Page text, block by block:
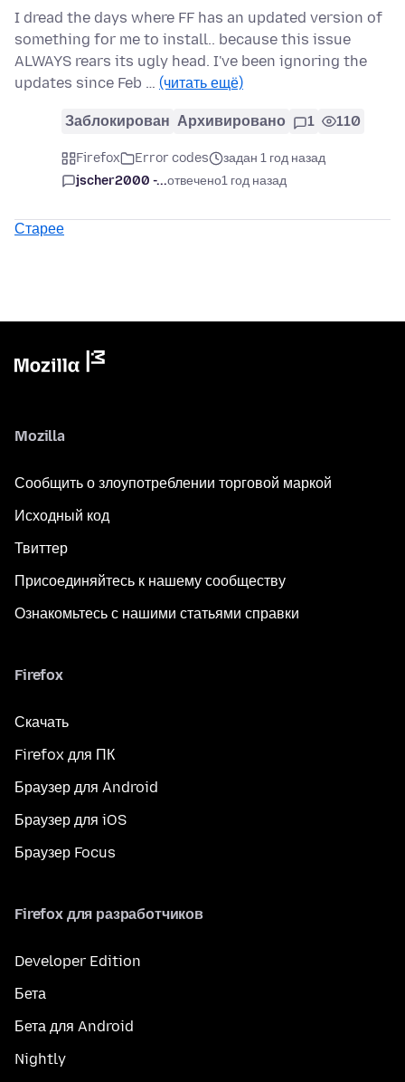
I dread the days where FF has an updated version of
something for me to install.. because this issue
ALWAYS rears its ugly head. I've been ignoring the
updates since Feb … (читать ещё)
Заблокирован Архивировано 1 110
Firefox Error codes
задан 1 год назад
jscher2000 -...отвечено1 год назад
Старее
Mozilla
Сообщить о злоупотреблении торговой маркой
Исходный код
Твиттер
Присоединяйтесь к нашему сообществу
Ознакомьтесь с нашими статьями справки
Firefox
Скачать
Firefox для ПК
Браузер для Android
Браузер для iOS
Браузер Focus
Firefox для разработчиков
Developer Edition
Бета
Бета для Android
Nightly